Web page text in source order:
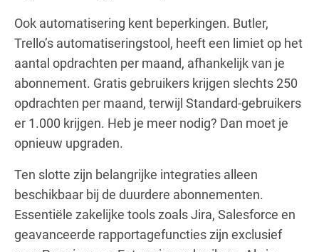
Ook automatisering kent beperkingen. Butler,
Trello’s automatiseringstool, heeft een limiet op het
aantal opdrachten per maand, afhankelijk van je
abonnement. Gratis gebruikers krijgen slechts 250
opdrachten per maand, terwijl Standard-gebruikers
er 1.000 krijgen. Heb je meer nodig? Dan moet je
opnieuw upgraden.
Ten slotte zijn belangrijke integraties alleen
beschikbaar bij de duurdere abonnementen.
Essentiële zakelijke tools zoals Jira, Salesforce en
geavanceerde rapportagefuncties zijn exclusief